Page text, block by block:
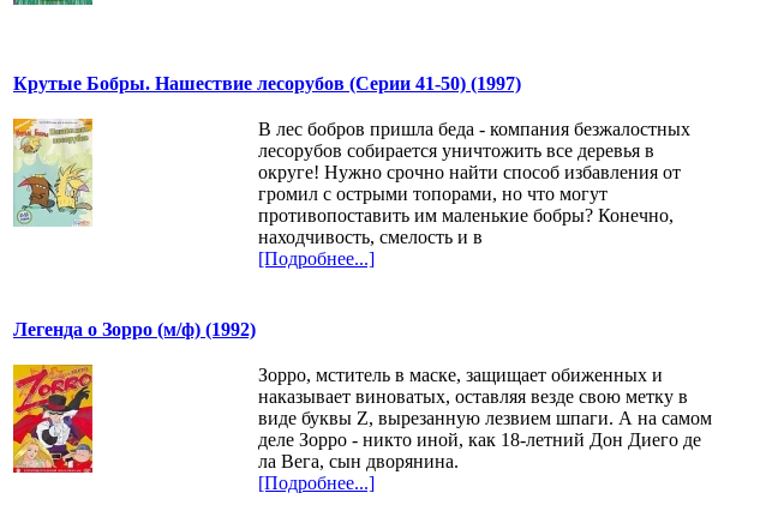
Крутые Бобры. Нашествие лесорубов (Серии 41-50) (1997)
В лес бобров пришла беда - компания безжалостных
лесорубов собирается уничтожить все деревья в
округе! Нужно срочно найти способ избавления от
громил с острыми топорами, но что могут
противопоставить им маленькие бобры? Конечно,
находчивость, смелость и в
[Подробнее...]
Легенда о Зорро (м/ф) (1992)
Зорро, мститель в маске, защищает обиженных и
наказывает виноватых, оставляя везде свою метку в
виде буквы Z, вырезанную лезвием шпаги. А на самом
деле Зорро - никто иной, как 18-летний Дон Диего де
ла Вега, сын дворянина.
[Подробнее...]